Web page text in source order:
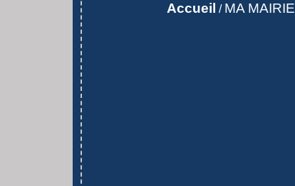
Accueil / MA MAIRIE